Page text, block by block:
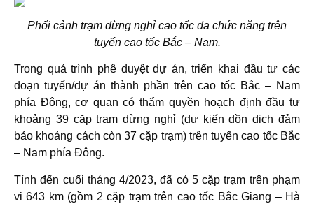
Phối cảnh trạm dừng nghỉ cao tốc đa chức năng trên
tuyến cao tốc Bắc – Nam.
Trong quá trình phê duyệt dự án, triển khai đầu tư các
đoạn tuyến/dự án thành phần trên cao tốc Bắc – Nam
phía Đông, cơ quan có thẩm quyền hoạch định đầu tư
khoảng 39 cặp trạm dừng nghỉ (dự kiến dồn dịch đảm
bảo khoảng cách còn 37 cặp trạm) trên tuyến cao tốc Bắc
– Nam phía Đông.
Tính đến cuối tháng 4/2023, đã có 5 cặp trạm trên phạm
vi 643 km (gồm 2 cặp trạm trên cao tốc Bắc Giang – Hà